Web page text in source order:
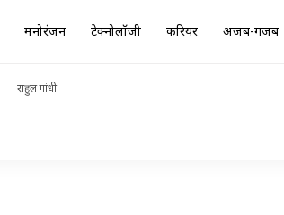
मनोरंजन टेक्नोलॉजी करियर अजब-गजब
राहुल गांधी